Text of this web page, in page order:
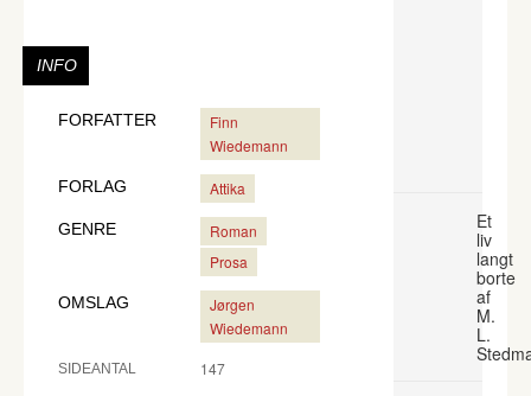
INFO
FORFATTER
Finn
Wiedemann
FORLAG Attika
GENRE
Roman
Prosa
OMSLAG
Jørgen
Wiedemann
SIDEANTAL 147
Et
liv
langt
borte
af
M.
L.